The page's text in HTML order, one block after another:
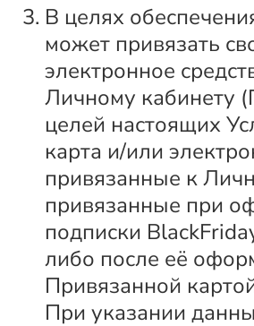
В целях
может привязать
электронное
Личному кабинету
целей настоящих
карта и/или
привязанные к
привязанные при
подписки
либо после её
Привязанной
При указании